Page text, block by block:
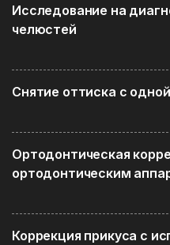
Исследование на
челюстей
Снятие оттиска с
Ортодонтическая
ортодонтическим
Коррекция прикуса с